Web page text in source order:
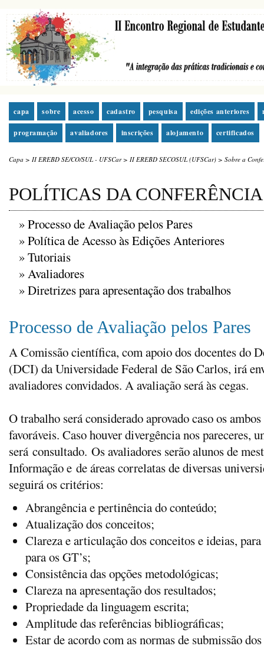
capa sobre acesso cadastro pesquisa edições anteriores
programação avaliadores inscrições alojamento certificados
Capa > II EREBD SE/CO/SUL - UFSCar> II EREBD SECOSUL (UFSCar) > Sobre a
POLÍTICAS DA CONFERÊNCIA
»Processo de Avaliação pelos Pares
»Política de Acesso às Edições Anteriores
»Tutoriais
»Avaliadores
»Diretrizes para apresentação dos trabalhos
Processo de Avaliação pelos Pares
A Comissão científica, com apoio dos docentes do
(DCI) da Universidade Federal de São Carlos, irá
avaliadores convidados. A avaliação será às cegas.
O trabalho será considerado aprovado caso os
favoráveis. Caso houver divergência nos pareceres,
será consultado. Os avaliadores serão alunos de
Informação e de áreas correlatas de diversas
seguirá os critérios:
Abrangência e pertinência do conteúdo;
Atualização dos conceitos;
Clareza e articulação dos conceitos e ideias,
para os GT’s;
Consistência das opções metodológicas;
Clareza na apresentação dos resultados;
Propriedade da linguagem escrita;
Amplitude das referências bibliográficas;
Estar de acordo com as normas de submissão